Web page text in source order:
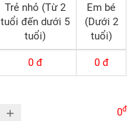
Trẻ nhỏ (Từ 2
tuổi đến dưới 5
tuổi)
Em bé
(Dưới 2
tuổi)
0đ 0đ
+ 0đ